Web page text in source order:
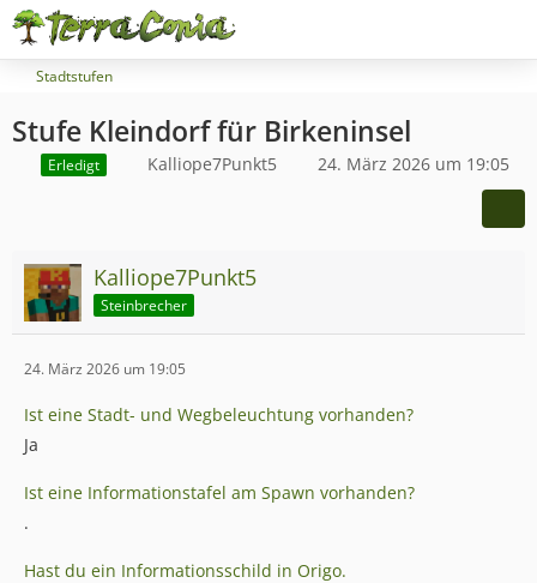
Stadtstufen
Stufe Kleindorf für Birkeninsel
Erledigt Kalliope7Punkt5 24. März 2026 um 19:05
Kalliope7Punkt5
Steinbrecher
24. März 2026 um 19:05
Ist eine Stadt- und Wegbeleuchtung vorhanden?
Ja
Ist eine Informationstafel am Spawn vorhanden?
.
Hast du ein Informationsschild in Origo.